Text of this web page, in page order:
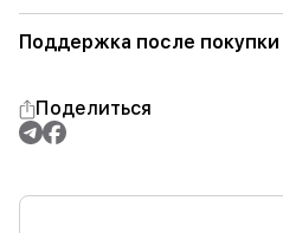
Поддержка после покупки
Поделиться